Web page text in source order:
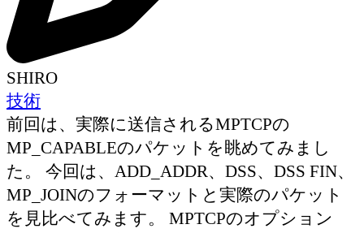
SHIRO
技術
前回は、実際に送信されるMPTCPの
MP_CAPABLEのパケットを眺めてみまし
た。 今回は、ADD_ADDR、DSS、DSS FIN、
MP_JOINのフォーマットと実際のパケット
を見比べてみます。 MPTCPのオプション